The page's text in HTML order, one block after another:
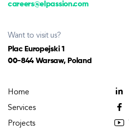
careers@elpassion.com
Want to visit us?
Plac Europejski 1
00-844 Warsaw, Poland
Home
Services
Projects